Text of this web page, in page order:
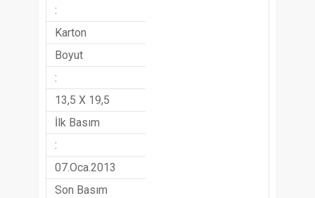
:
Karton
Boyut
:
13,5 X 19,5
İlk Basım
:
07.Oca.2013
Son Basım